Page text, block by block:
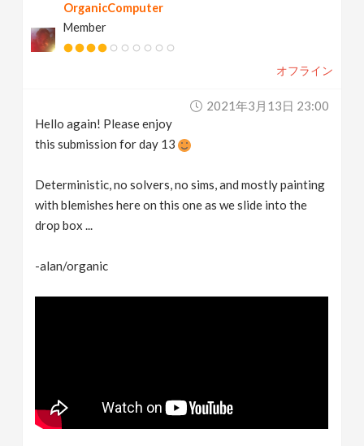
OrganicComputer
Member
オフライン
2021年3月13日 23:00
Hello again! Please enjoy
this submission for day 13
Deterministic, no solvers, no sims, and mostly painting
with blemishes here on this one as we slide into the
drop box ...
-alan/organic